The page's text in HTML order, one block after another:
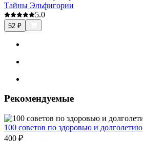
Тайны Эльфигории
5.0
52 ₽
Рекомендуемые
100 советов по здоровью и долголетию
400 ₽